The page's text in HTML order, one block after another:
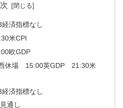
済指標なし
米CPI
欧GDP
休場 15:00英GDP 21:30米
済指標なし
通し